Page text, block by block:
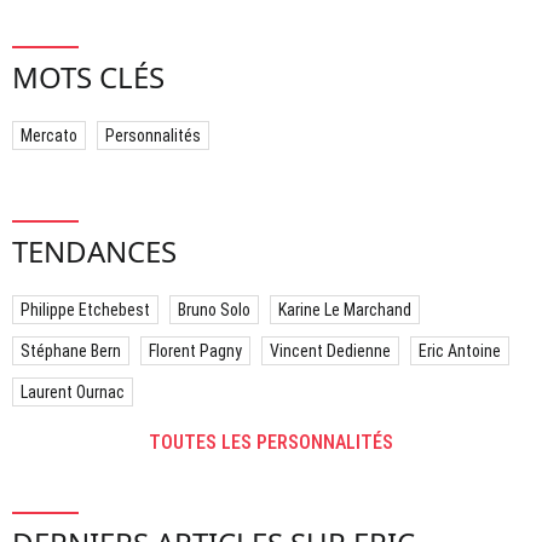
MOTS CLÉS
Mercato Personnalités
TENDANCES
Philippe Etchebest Bruno Solo Karine Le Marchand
Stéphane Bern Florent Pagny Vincent Dedienne Eric Antoine
Laurent Ournac
TOUTES LES PERSONNALITÉS